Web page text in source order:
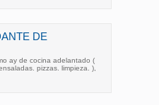
DE
ay de cocina adelantado (
pizzas. limpieza. ),